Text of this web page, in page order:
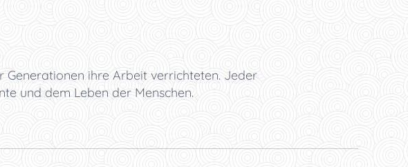
Generationen ihre Arbeit verrichteten. Jeder
und dem Leben der Menschen.